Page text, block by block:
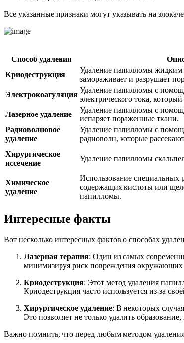
Все указанные признаки могут указывать на
Способ удаления
Криодеструкция
Удаление папилломы жидким
замораживает и разрушает
Электрокоагуляция
Удаление папилломы с
электрического тока,
Лазерное удаление
Удаление папилломы с
испаряет пораженные ткани.
Радиоволновое
удаление
Удаление папилломы с
радиоволн, которые
Хирургическое
иссечение
Удаление папилломы
Химическое
удаление
Использование специальных
содержащих кислоты или
папилломы.
Интересные факты
Вот несколько интересных фактов о способах
Лазерная терапия: Один из самых
минимизируя риск повреждения окружающих
Криодеструкция: Этот метод удаления
Криодеструкция часто используется из-за
Хирургическое удаление: В некоторых
Это позволяет не только удалить
Важно помнить, что перед любым методом удаления